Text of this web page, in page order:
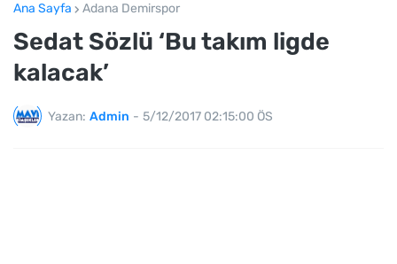
Ana Sayfa Adana Demirspor
Sedat Sözlü ‘Bu takım ligde
kalacak’
Yazan: Admin - 5/12/2017 02:15:00 ÖS